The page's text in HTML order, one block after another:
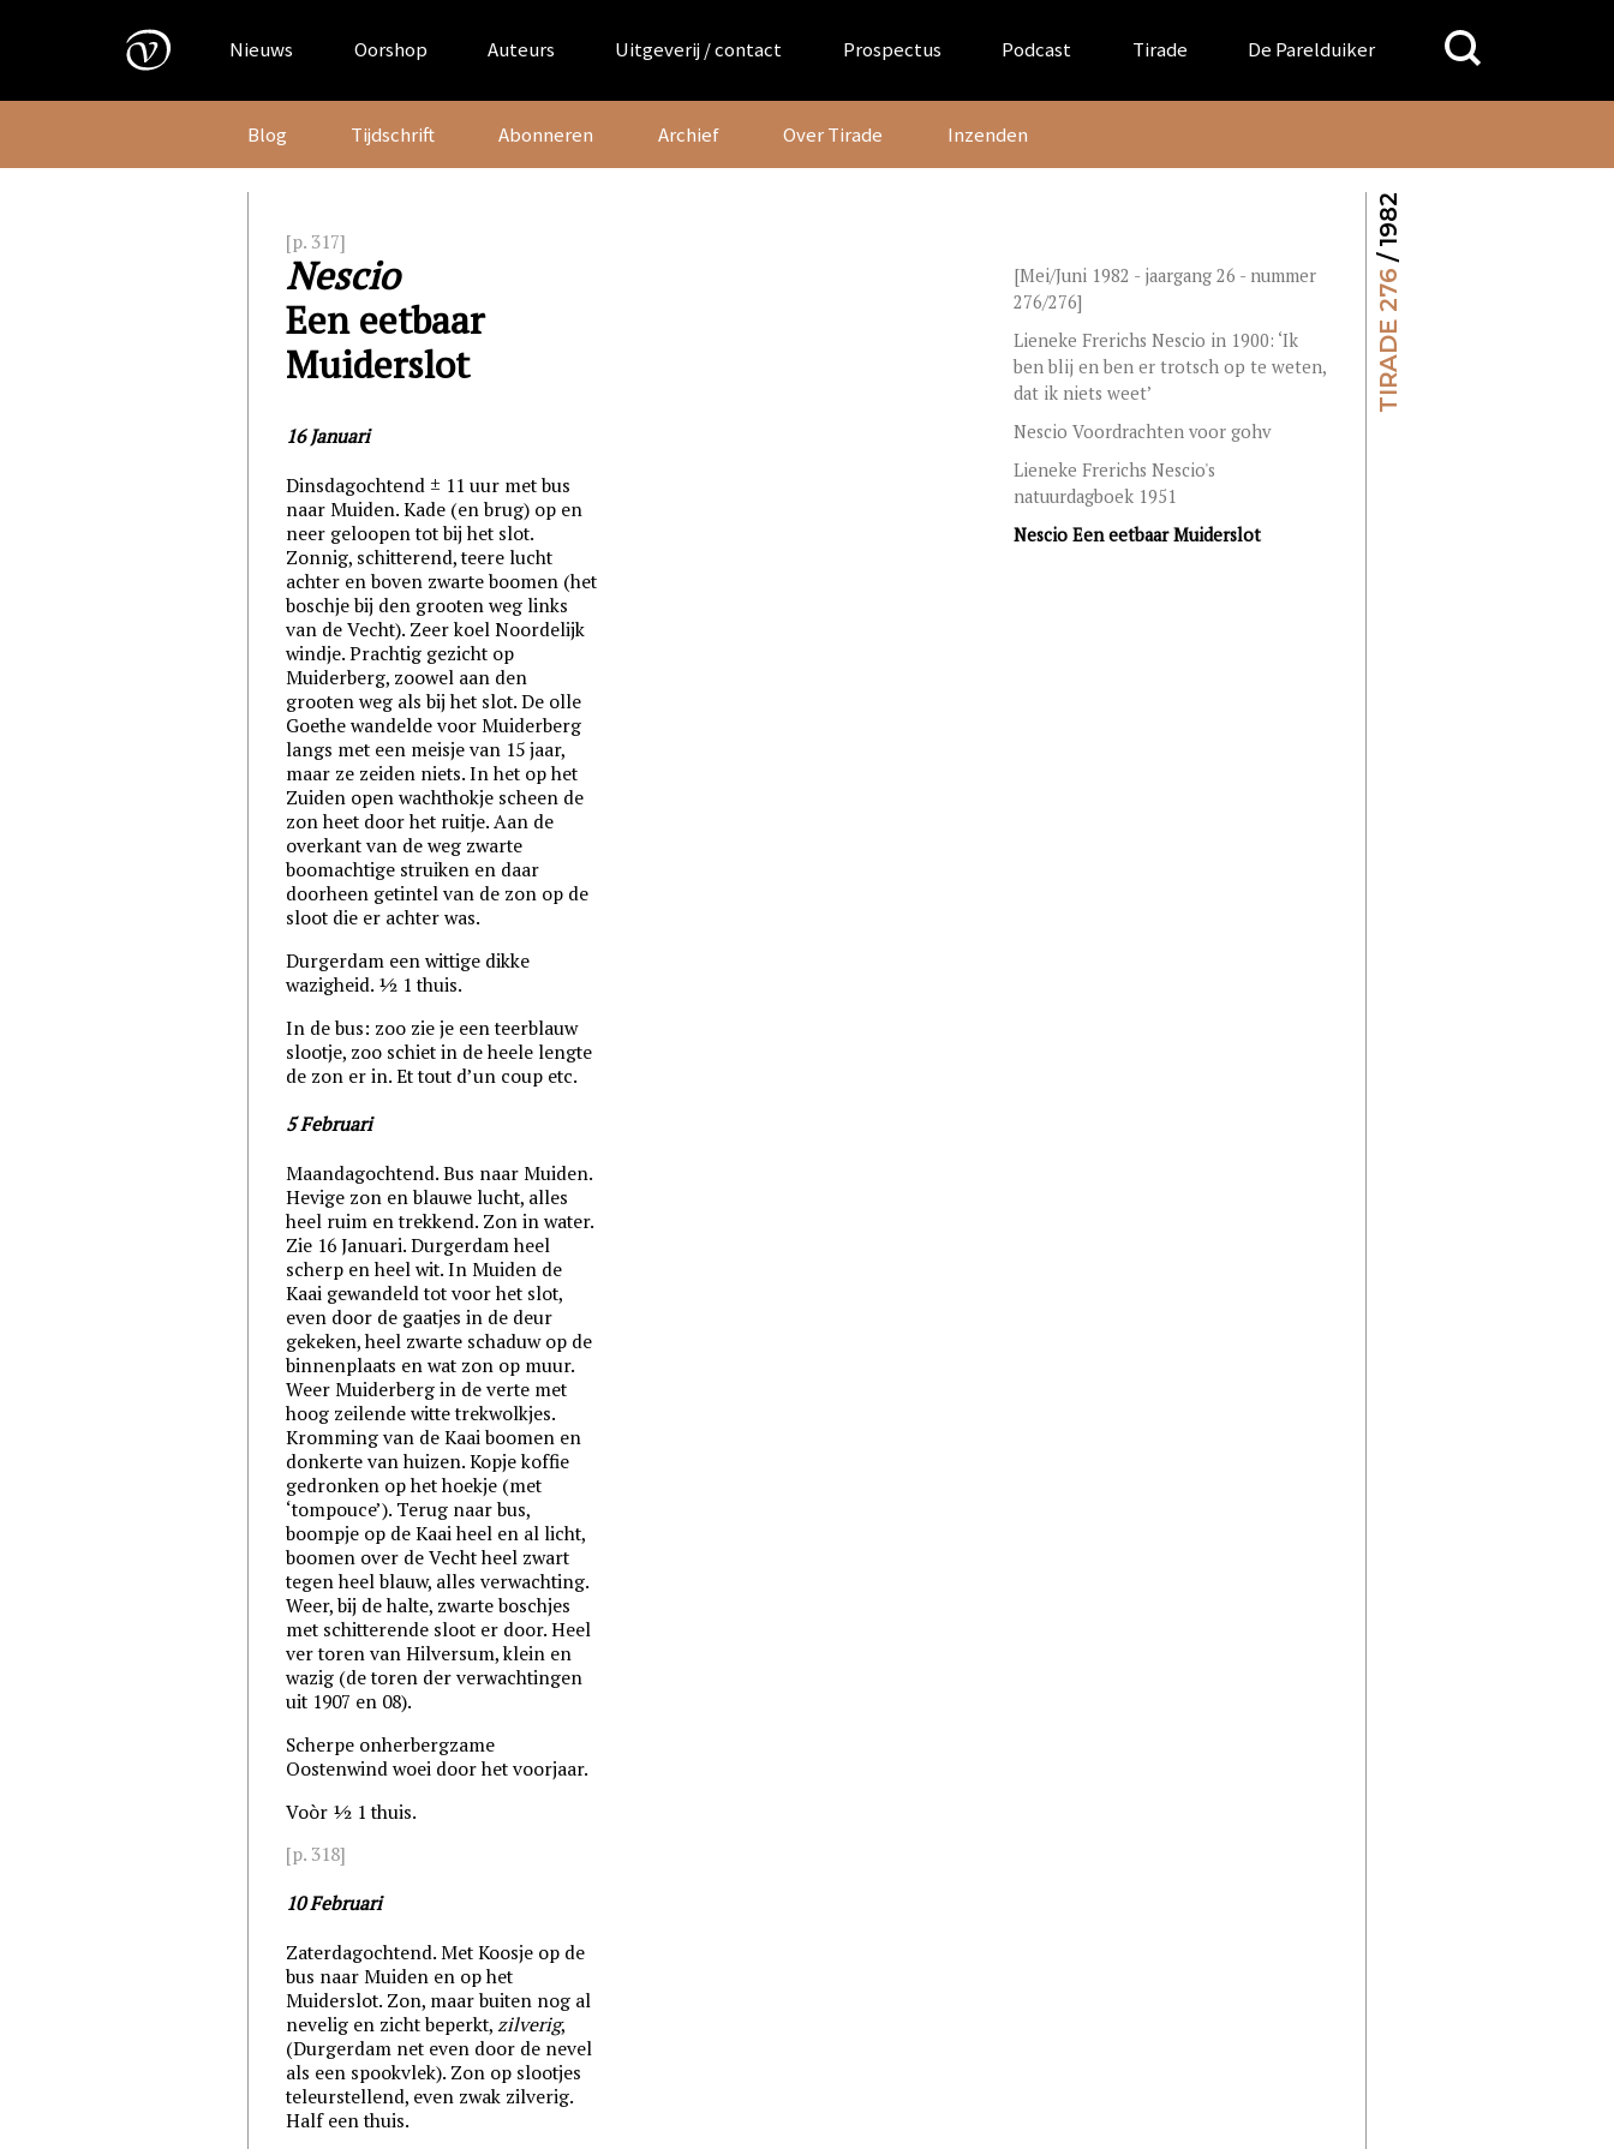
Nieuws Oorshop Auteurs Uitgeverij / contact Prospectus Podcast Tirade De Parelduiker
Search
for:
Blog Tijdschrift Abonneren Archief Over Tirade Inzenden
TIRADE 276
/ 1982
[p. 317]
Nescio
Een eetbaar
Muiderslot
16 Januari
Dinsdagochtend ± 11 uur met bus
naar Muiden. Kade (en brug) op en
neer geloopen tot bij het slot.
Zonnig, schitterend, teere lucht
achter en boven zwarte boomen (het
boschje bij den grooten weg links
van de Vecht). Zeer koel Noordelijk
windje. Prachtig gezicht op
Muiderberg, zoowel aan den
grooten weg als bij het slot. De olle
Goethe wandelde voor Muiderberg
langs met een meisje van 15 jaar,
maar ze zeiden niets. In het op het
Zuiden open wachthokje scheen de
zon heet door het ruitje. Aan de
overkant van de weg zwarte
boomachtige struiken en daar
doorheen getintel van de zon op de
sloot die er achter was.
Durgerdam een wittige dikke
wazigheid. ½ 1 thuis.
In de bus: zoo zie je een teerblauw
slootje, zoo schiet in de heele lengte
de zon er in. Et tout d’un coup etc.
5 Februari
Maandagochtend. Bus naar Muiden.
Hevige zon en blauwe lucht, alles
heel ruim en trekkend. Zon in water.
Zie 16 Januari. Durgerdam heel
scherp en heel wit. In Muiden de
Kaai gewandeld tot voor het slot,
even door de gaatjes in de deur
gekeken, heel zwarte schaduw op de
binnenplaats en wat zon op muur.
Weer Muiderberg in de verte met
hoog zeilende witte trekwolkjes.
Kromming van de Kaai boomen en
donkerte van huizen. Kopje koffie
gedronken op het hoekje (met
‘tompouce’). Terug naar bus,
boompje op de Kaai heel en al licht,
boomen over de Vecht heel zwart
tegen heel blauw, alles verwachting.
Weer, bij de halte, zwarte boschjes
met schitterende sloot er door. Heel
ver toren van Hilversum, klein en
wazig (de toren der verwachtingen
uit 1907 en 08).
Scherpe onherbergzame
Oostenwind woei door het voorjaar.
Voòr ½ 1 thuis.
[p. 318]
10 Februari
Zaterdagochtend. Met Koosje op de
bus naar Muiden en op het
Muiderslot. Zon, maar buiten nog al
nevelig en zicht beperkt, zilverig,
(Durgerdam net even door de nevel
als een spookvlek). Zon op slootjes
teleurstellend, even zwak zilverig.
Half een thuis.
[Mei/Juni 1982 - jaargang 26 - nummer
276/276]
Lieneke Frerichs Nescio in 1900: ‘Ik
ben blij en ben er trotsch op te weten,
dat ik niets weet’
Nescio Voordrachten voor gohv
Lieneke Frerichs Nescio's
natuurdagboek 1951
Nescio Een eetbaar Muiderslot